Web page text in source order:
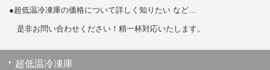
●超低温冷凍庫の価格について詳しく知りたい など…
是非お問い合わせください！精一杯対応いたします。
超低温冷凍庫